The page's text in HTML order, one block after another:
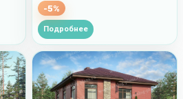
-5%
Подробнее